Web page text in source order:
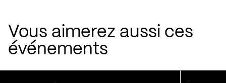
Vous aimerez aussi ces
événements